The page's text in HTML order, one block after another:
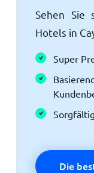
Sehen Sie
Hotels in
Super
Die